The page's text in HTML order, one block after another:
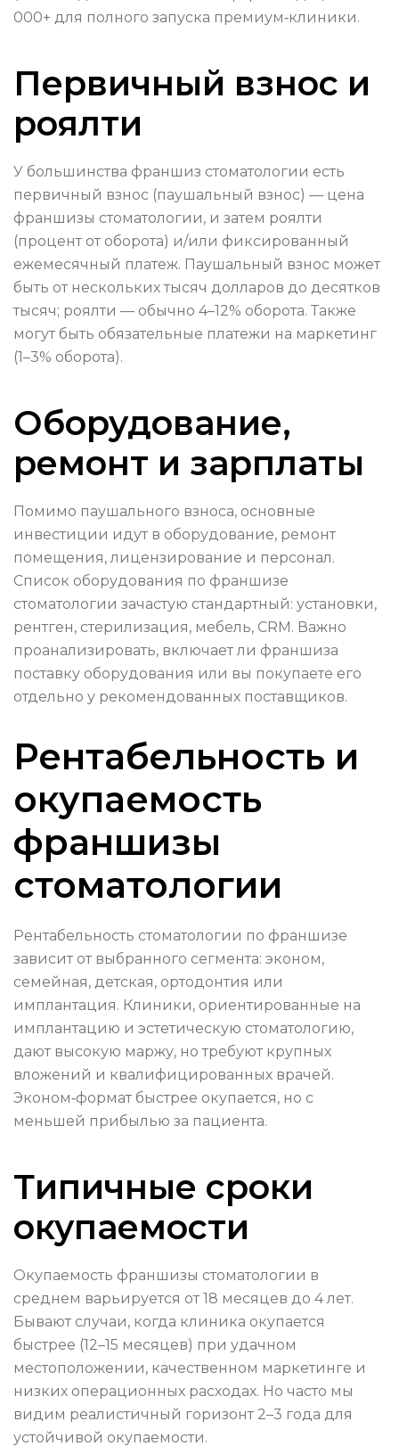
000+ для полного запуска премиум‑клиники.
Первичный взнос и
роялти
У большинства франшиз стоматологии есть
первичный взнос (паушальный взнос) — цена
франшизы стоматологии, и затем роялти
(процент от оборота) и/или фиксированный
ежемесячный платеж. Паушальный взнос может
быть от нескольких тысяч долларов до десятков
тысяч; роялти — обычно 4–12% оборота. Также
могут быть обязательные платежи на маркетинг
(1–3% оборота).
Оборудование,
ремонт и зарплаты
Помимо паушального взноса, основные
инвестиции идут в оборудование, ремонт
помещения, лицензирование и персонал.
Список оборудования по франшизе
стоматологии зачастую стандартный: установки,
рентген, стерилизация, мебель, CRM. Важно
проанализировать, включает ли франшиза
поставку оборудования или вы покупаете его
отдельно у рекомендованных поставщиков.
Рентабельность и
окупаемость
франшизы
стоматологии
Рентабельность стоматологии по франшизе
зависит от выбранного сегмента: эконом,
семейная, детская, ортодонтия или
имплантация. Клиники, ориентированные на
имплантацию и эстетическую стоматологию,
дают высокую маржу, но требуют крупных
вложений и квалифицированных врачей.
Эконом‑формат быстрее окупается, но с
меньшей прибылью за пациента.
Типичные сроки
окупаемости
Окупаемость франшизы стоматологии в
среднем варьируется от 18 месяцев до 4 лет.
Бывают случаи, когда клиника окупается
быстрее (12–15 месяцев) при удачном
местоположении, качественном маркетинге и
низких операционных расходах. Но часто мы
видим реалистичный горизонт 2–3 года для
устойчивой окупаемости.